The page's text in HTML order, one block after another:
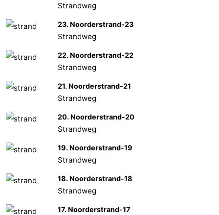
Strandweg
23. Noorderstrand-23
Strandweg
22. Noorderstrand-22
Strandweg
21. Noorderstrand-21
Strandweg
20. Noorderstrand-20
Strandweg
19. Noorderstrand-19
Strandweg
18. Noorderstrand-18
Strandweg
17. Noorderstrand-17